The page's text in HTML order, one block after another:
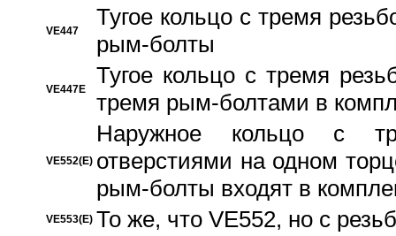
VE447
Тугое кольцо с тремя
рым-болты
VE447E
Тугое кольцо с тремя
тремя рым-болтами в
VE552(E)
Наружное кольцо с
отверстиями на одном
рым-болты входят в
VE553(E) То же, что VE552, но с